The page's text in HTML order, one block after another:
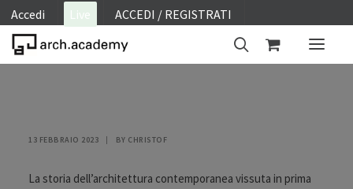
Accedi Live ACCEDI / REGISTRATI
FAQ
13 FEBBRAIO 2023 | BY CHRISTOF
La storia dell’architettura contemporanea vissuta in prima